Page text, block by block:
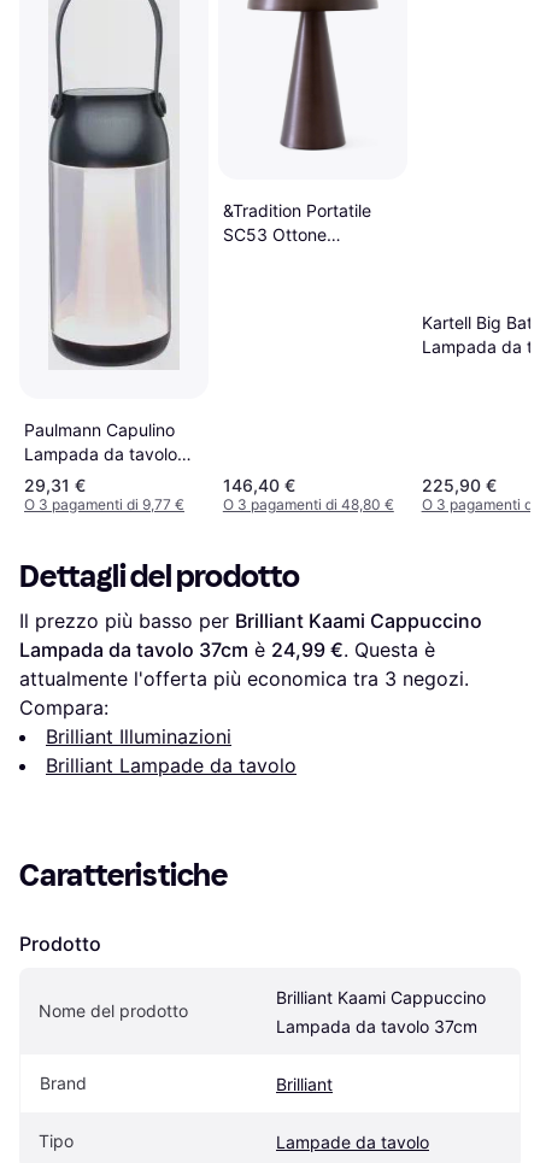
Paulmann Capulino
Lampada da tavolo
18.4cm
29,31 €
O 3 pagamenti di 9,77 €
&Tradition Portatile
SC53 Ottone
146,40 €
O 3 pagamenti di 48,80 €
Kartell Big
Lampada da
225,90 €
O 3 pagamenti
Dettagli del prodotto
Il prezzo più basso per Brilliant Kaami Cappuccino
Lampada da tavolo 37cm è 24,99 €. Questa è
attualmente l'offerta più economica tra 3 negozi.
Compara:
Brilliant Illuminazioni
Brilliant Lampade da tavolo
Caratteristiche
Prodotto
Nome del prodotto
Brilliant Kaami Cappuccino
Lampada da tavolo 37cm
Brand Brilliant
Tipo Lampade da tavolo